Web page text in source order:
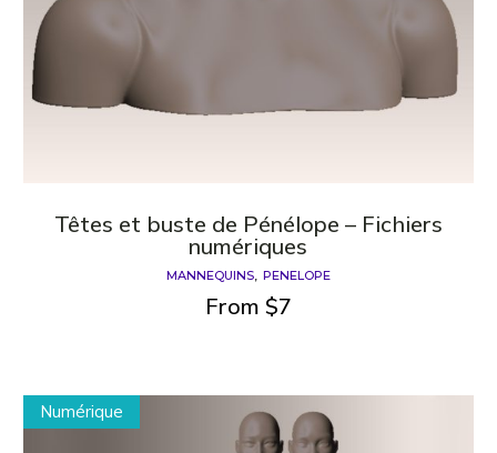
Têtes et buste de Pénélope – Fichiers
numériques
MANNEQUINS PENELOPE
From $7
Numérique